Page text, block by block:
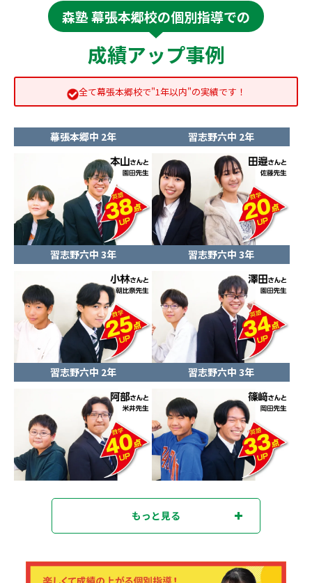
森塾 幕張本郷校の個別指導での
成績アップ事例
全て幕張本郷校で"1年以内"の実績です！
幕張本郷中 2年 習志野六中 2年
習志野六中 3年 習志野六中 3年
習志野六中 2年 習志野六中 3年
もっと見る